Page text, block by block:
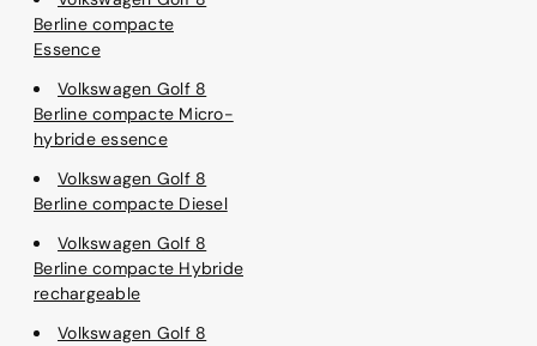
Berline compacte
Essence
Volkswagen Golf 8
Berline compacte Micro-
hybride essence
Volkswagen Golf 8
Berline compacte Diesel
Volkswagen Golf 8
Berline compacte Hybride
rechargeable
Volkswagen Golf 8